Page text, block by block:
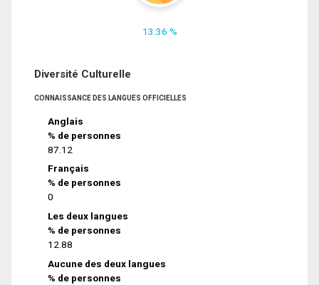
13.36 %
Diversité Culturelle
CONNAISSANCE DES LANGUES OFFICIELLES
Anglais
% de personnes
87.12
Français
% de personnes
0
Les deux langues
% de personnes
12.88
Aucune des deux langues
% de personnes